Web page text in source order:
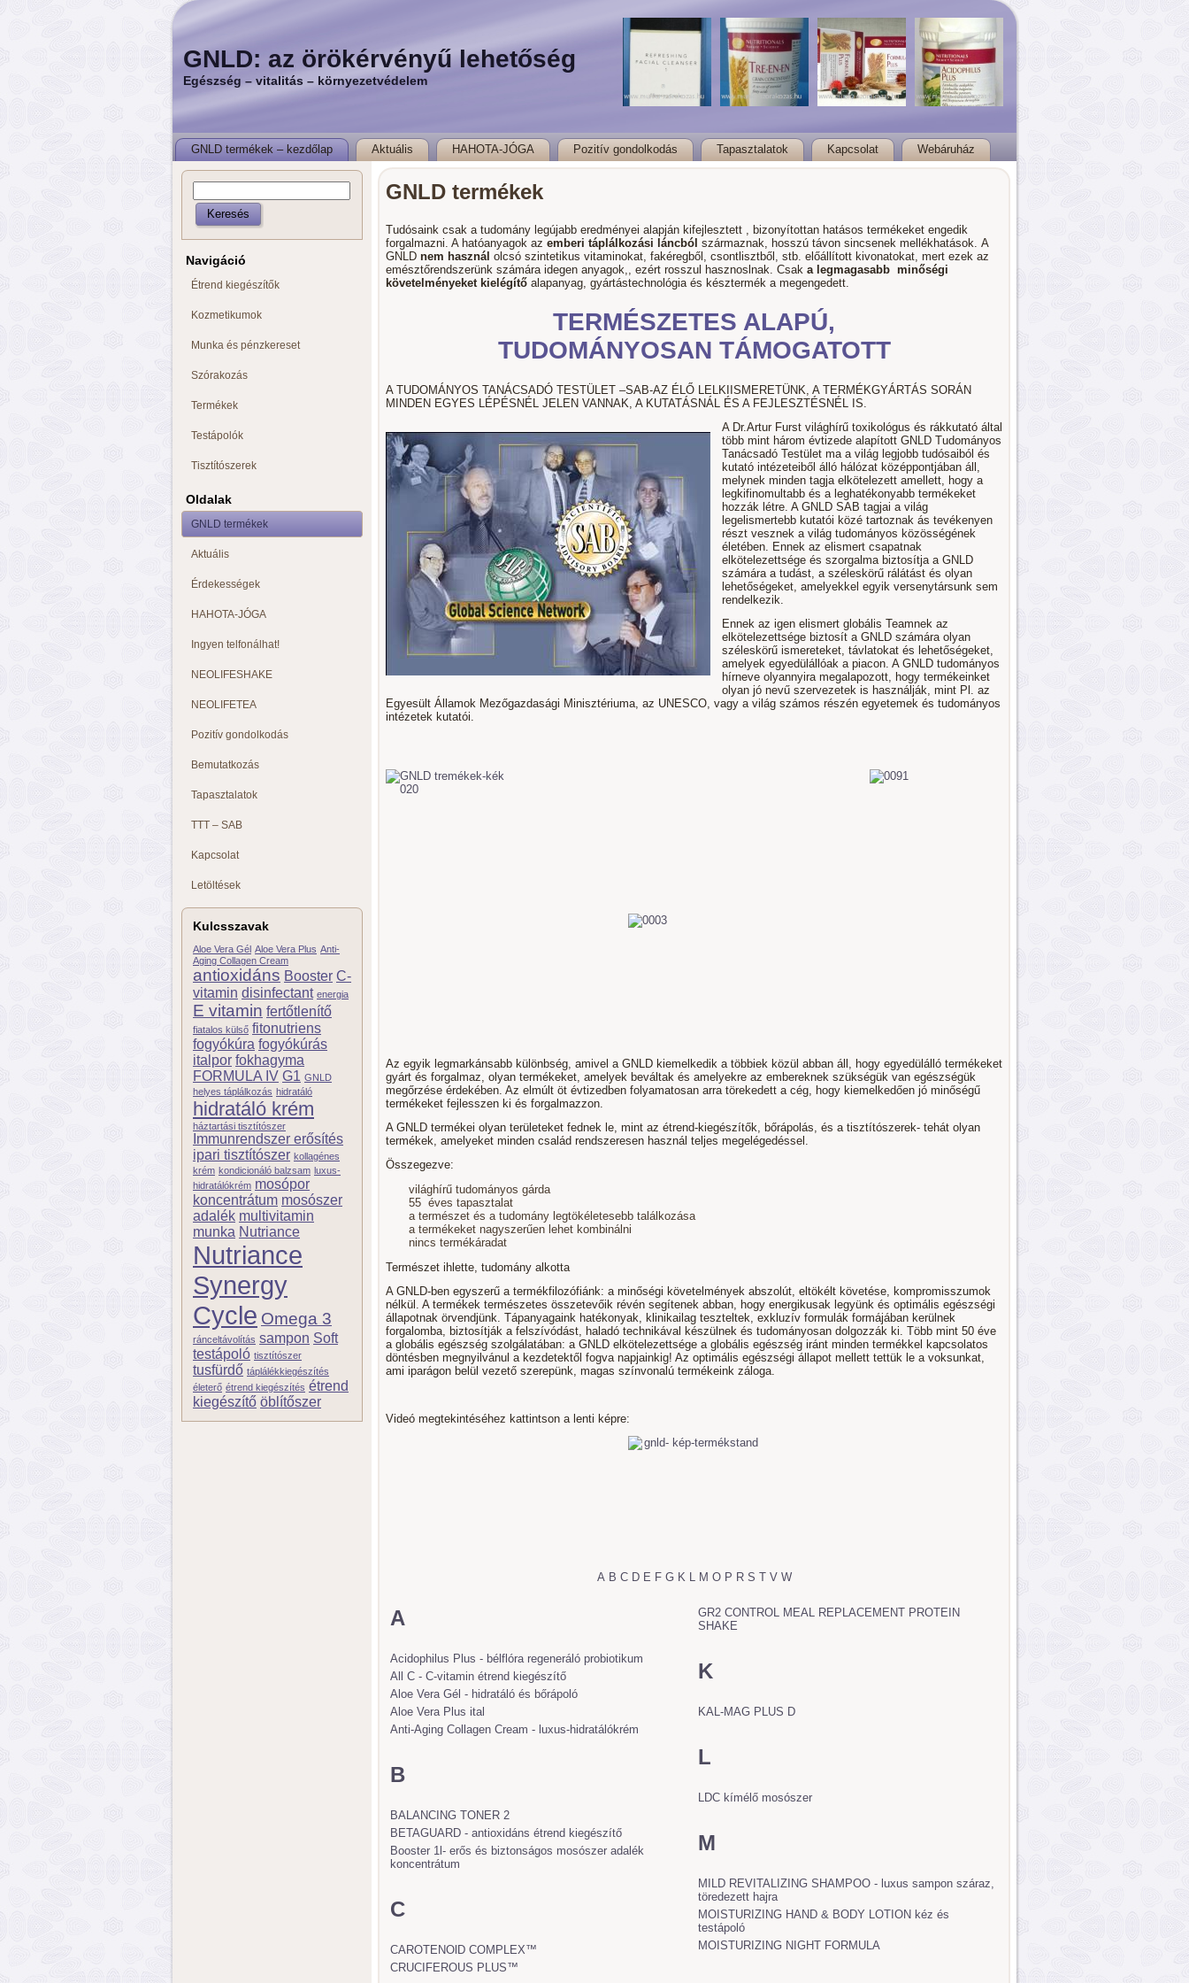
GNLD: az örökérvényű lehetőség
Egészség – vitalitás – környezetvédelem
GNLD termékek – kezdőlap Aktuális HAHOTA-JÓGA Pozitív gondolkodás Tapasztalatok Kapcsolat Webáruház
Navigáció
Étrend kiegészítők
Kozmetikumok
Munka és pénzkereset
Szórakozás
Termékek
Testápolók
Tisztítószerek
Oldalak
GNLD termékek
Aktuális
Érdekességek
HAHOTA-JÓGA
Ingyen telfonálhat!
NEOLIFESHAKE
NEOLIFETEA
Pozitív gondolkodás
Bemutatkozás
Tapasztalatok
TTT – SAB
Kapcsolat
Letöltések
Kulcsszavak
Aloe Vera Gél Aloe Vera Plus Anti-
Aging Collagen Cream
antioxidáns Booster C-
vitamin disinfectant energia
E vitamin fertőtlenítő
fiatalos külső fitonutriens
fogyókúra fogyókúrás
italpor fokhagyma
FORMULA IV G1 GNLD
helyes táplálkozás hidratáló
hidratáló krém
háztartási tisztítószer
Immunrendszer erősítés
ipari tisztítószer kollagénes
krém kondicionáló balzsam luxus-
hidratálókrém mosópor
koncentrátum mosószer
adalék multivitamin
munka Nutriance
Nutriance
Synergy
Cycle Omega 3
ránceltávolítás sampon Soft
testápoló tisztítószer
tusfürdő táplálékkiegészítés
életerő étrend kiegészítés étrend
kiegészítő öblítőszer
GNLD termékek
Tudósaink csak a tudomány legújabb eredményei alapján kifejlesztett , bizonyítottan hatásos termékeket engedik
forgalmazni. A hatóanyagok az emberi táplálkozási láncból származnak, hosszú távon sincsenek mellékhatások. A
GNLD nem használ olcsó szintetikus vitaminokat, fakéregből, csontlisztből, stb. előállított kivonatokat, mert ezek az
emésztőrendszerünk számára idegen anyagok,, ezért rosszul hasznoslnak. Csak a legmagasabb minőségi
követelményeket kielégítő alapanyag, gyártástechnológia és késztermék a megengedett.
TERMÉSZETES ALAPÚ,
TUDOMÁNYOSAN TÁMOGATOTT
A TUDOMÁNYOS TANÁCSADÓ TESTÜLET –SAB-AZ ÉLŐ LELKIISMERETÜNK, A TERMÉKGYÁRTÁS SORÁN
MINDEN EGYES LÉPÉSNÉL JELEN VANNAK, A KUTATÁSNÁL ÉS A FEJLESZTÉSNÉL IS.
A Dr.Artur Furst világhírű toxikológus és rákkutató által
több mint három évtizede alapított GNLD Tudományos
Tanácsadó Testület ma a világ legjobb tudósaiból és
kutató intézeteiből álló hálózat középpontjában áll,
melynek minden tagja elkötelezett amellett, hogy a
legkifinomultabb és a leghatékonyabb termékeket
hozzák létre. A GNLD SAB tagjai a világ
legelismertebb kutatói közé tartoznak ás tevékenyen
részt vesznek a világ tudományos közösségének
életében. Ennek az elismert csapatnak
elkötelezettsége és szorgalma biztosítja a GNLD
számára a tudást, a széleskörű rálátást és olyan
lehetőségeket, amelyekkel egyik versenytársunk sem
rendelkezik.
Ennek az igen elismert globális Teamnek az
elkötelezettsége biztosít a GNLD számára olyan
széleskörű ismereteket, távlatokat és lehetőségeket,
amelyek egyedülállóak a piacon. A GNLD tudományos
hírneve olyannyira megalapozott, hogy termékeinket
olyan jó nevű szervezetek is használják, mint Pl. az
Egyesült Államok Mezőgazdasági Minisztériuma, az UNESCO, vagy a világ számos részén egyetemek és tudományos
intézetek kutatói.
Az egyik legmarkánsabb különbség, amivel a GNLD kiemelkedik a többiek közül abban áll, hogy egyedülálló termékeket
gyárt és forgalmaz, olyan termékeket, amelyek beváltak és amelyekre az embereknek szükségük van egészségük
megőrzése érdekében. Az elmúlt öt évtizedben folyamatosan arra törekedett a cég, hogy kiemelkedően jó minőségű
termékeket fejlesszen ki és forgalmazzon.
A GNLD termékei olyan területeket fednek le, mint az étrend-kiegészítők, bőrápolás, és a tisztítószerek- tehát olyan
termékek, amelyeket minden család rendszeresen használ teljes megelégedéssel.
Összegezve:
világhírű tudományos gárda
55 éves tapasztalat
a természet és a tudomány legtökéletesebb találkozása
a termékeket nagyszerűen lehet kombinálni
nincs termékáradat
Természet ihlette, tudomány alkotta
A GNLD-ben egyszerű a termékfilozófiánk: a minőségi követelmények abszolút, eltökélt követése, kompromisszumok
nélkül. A termékek természetes összetevőik révén segítenek abban, hogy energikusak legyünk és optimális egészségi
állapotnak örvendjünk. Tápanyagaink hatékonyak, klinikailag teszteltek, exkluzív formulák formájában kerülnek
forgalomba, biztosítják a felszívódást, haladó technikával készülnek és tudományosan dolgozzák ki. Több mint 50 éve
a globális egészség szolgálatában: a GNLD elkötelezettsége a globális egészség iránt minden termékkel kapcsolatos
döntésben megnyilvánul a kezdetektől fogva napjainkig! Az optimális egészségi állapot mellett tettük le a voksunkat,
ami iparágon belül vezető szerepünk, magas színvonalú termékeink záloga.
Videó megtekintéséhez kattintson a lenti képre:
A B C D E F G K L M O P R S T V W
A
Acidophilus Plus - bélflóra regeneráló probiotikum
All C - C-vitamin étrend kiegészítő
Aloe Vera Gél - hidratáló és bőrápoló
Aloe Vera Plus ital
Anti-Aging Collagen Cream - luxus-hidratálókrém
B
BALANCING TONER 2
BETAGUARD - antioxidáns étrend kiegészítő
Booster 1l- erős és biztonságos mosószer adalék
koncentrátum
C
CAROTENOlD COMPLEX™
CRUCIFEROUS PLUS™
GR2 CONTROL MEAL REPLACEMENT PROTEIN
SHAKE
K
KAL-MAG PLUS D
L
LDC kímélő mosószer
M
MILD REVITALIZING SHAMPOO - luxus sampon száraz,
töredezett hajra
MOISTURIZING HAND & BODY LOTION kéz és
testápoló
MOISTURIZING NIGHT FORMULA